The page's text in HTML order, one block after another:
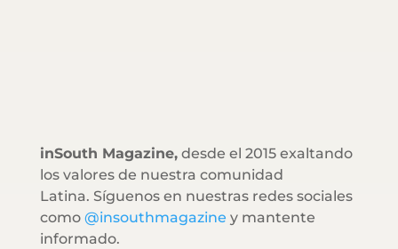
inSouth Magazine,desde el 2015 exaltando
los valores de nuestra comunidad
Latina. Síguenos en nuestras redes sociales
como @insouthmagazine y mantente
informado.